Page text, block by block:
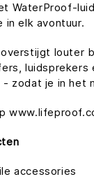
WaterProof-
in elk avontuur.
louter
luidsprekers
zodat je in het
accessories